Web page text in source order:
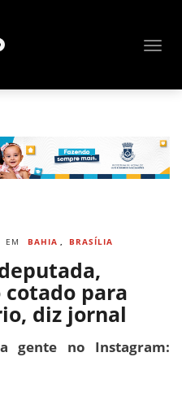
EM BAHIA , BRASÍLIA
para
diz jornal
gente no Instagram: